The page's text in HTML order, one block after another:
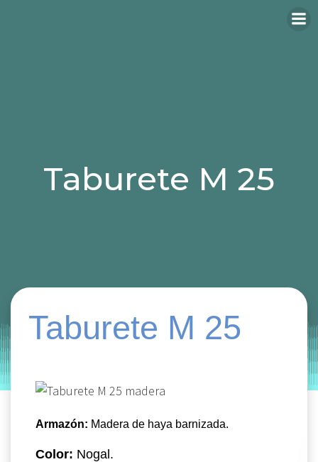
Taburete M 25
Entorno | enero 16, 2020
Taburete M 25
Armazón: Madera de haya barnizada.
Color: Nogal.